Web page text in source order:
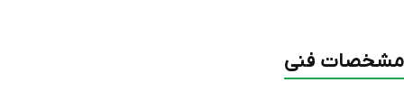
مشخصات فنی